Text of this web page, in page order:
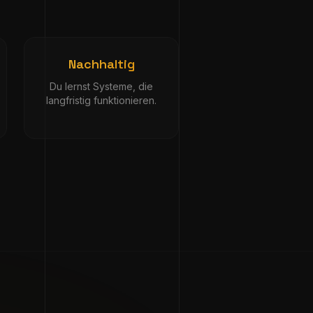
Nachhaltig
Du lernst Systeme, die
langfristig funktionieren.